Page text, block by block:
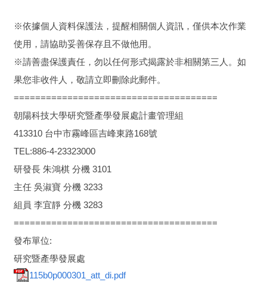
※依據個人資料保護法，提醒相關個人資訊，僅供本次作業
使用，請協助妥善保存且不做他用。
※請善盡保護責任，勿以任何形式揭露於非相關第三人。如
果您非收件人，敬請立即刪除此郵件。
======================================
朝陽科技大學研究暨產學發展處計畫管理組
413310 台中市霧峰區吉峰東路168號
TEL:886-4-23323000
研發長 朱鴻棋 分機 3101
主任 吳淑寶 分機 3233
組員 李宜靜 分機 3283
======================================
發布單位:
研究暨產學發展處
115b0p000301_att_di.pdf